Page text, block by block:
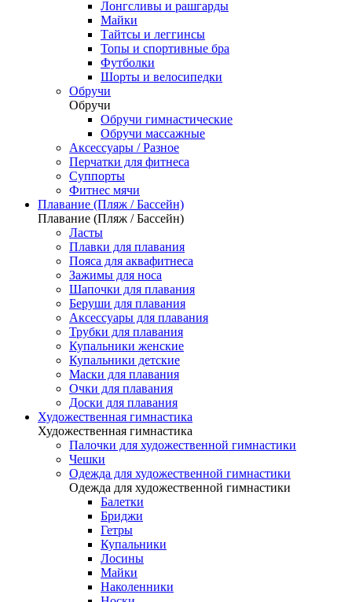
Лонгсливы и рашгарды
Майки
Тайтсы и леггинсы
Топы и спортивные бра
Футболки
Шорты и велосипедки
Обручи
Обручи
Обручи гимнастические
Обручи массажные
Аксессуары / Разное
Перчатки для фитнеса
Суппорты
Фитнес мячи
Плавание (Пляж / Бассейн)
Плавание (Пляж / Бассейн)
Ласты
Плавки для плавания
Пояса для аквафитнеса
Зажимы для носа
Шапочки для плавания
Беруши для плавания
Аксессуары для плавания
Трубки для плавания
Купальники женские
Купальники детские
Маски для плавания
Очки для плавания
Доски для плавания
Художественная гимнастика
Художественная гимнастика
Палочки для художественной гимнастики
Чешки
Одежда для художественной гимнастики
Одежда для художественной гимнастики
Балетки
Бриджи
Гетры
Купальники
Лосины
Майки
Наколенники